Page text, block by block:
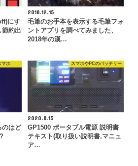
にす
節約出
2018.12.15
毛筆のお手本を表示する毛筆フォ
ントアプリを調べてみました、
2018年の漢…
マホ
のはど
スマホやPCのバッテリー
2020.8.15
GP1500 ポータブル電源 説明書
テキスト(取り扱い説明書,マニュ
ア…